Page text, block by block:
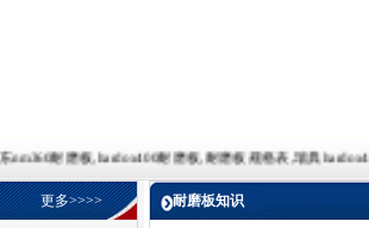
耐磨板,hardox400耐磨板,耐磨板规格表,瑞典
更多>>>> 耐磨板知识